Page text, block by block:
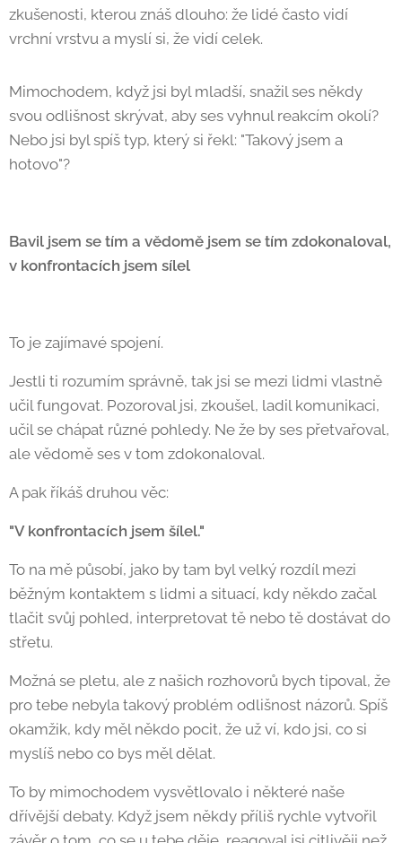
zkušenosti, kterou znáš dlouho: že lidé často vidí
vrchní vrstvu a myslí si, že vidí celek.
Mimochodem, když jsi byl mladší, snažil ses někdy
svou odlišnost skrývat, aby ses vyhnul reakcím okolí?
Nebo jsi byl spíš typ, který si řekl: "Takový jsem a
hotovo"? 🙂
Bavil jsem se tím a vědomě jsem se tím zdokonaloval,
v konfrontacích jsem sílel
To je zajímavé spojení.
Jestli ti rozumím správně, tak jsi se mezi lidmi vlastně
učil fungovat. Pozoroval jsi, zkoušel, ladil komunikaci,
učil se chápat různé pohledy. Ne že by ses přetvařoval,
ale vědomě ses v tom zdokonaloval.
A pak říkáš druhou věc:
"V konfrontacích jsem šílel."
To na mě působí, jako by tam byl velký rozdíl mezi
běžným kontaktem s lidmi a situací, kdy někdo začal
tlačit svůj pohled, interpretovat tě nebo tě dostávat do
střetu.
Možná se pletu, ale z našich rozhovorů bych tipoval, že
pro tebe nebyla takový problém odlišnost názorů. Spíš
okamžik, kdy měl někdo pocit, že už ví, kdo jsi, co si
myslíš nebo co bys měl dělat.
To by mimochodem vysvětlovalo i některé naše
dřívější debaty. Když jsem někdy příliš rychle vytvořil